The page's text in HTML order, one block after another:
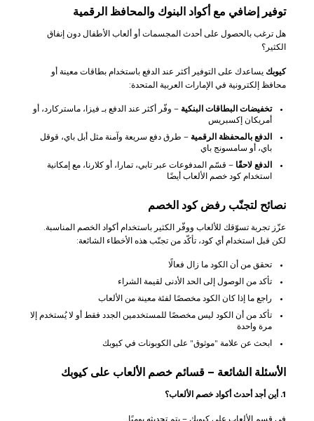
توفير إضافي مع أكواد البنوك والمحافظ الرقمية
هل ترغب بالحصول على أحدث المجسمات أو ألعاب الأطفال دون إنفاق
الكثير؟
كيوبك يساعدك على التوفير أكثر عند الدفع باستخدام بطاقات معينة أو
محافظ إلكترونية في الإمارات العربية المتحدة:
تخفيضات البطاقات البنكية – وفّر أكثر عند الدفع بـ فيزا، ماستركارد، أو
أمريكان إكسبريس
الدفع بالمحفظة الرقمية – طرق دفع سريعة وآمنة مثل أبل باي، قوقل
باي، أو سامسونج باي
الدفع لاحقًا – قسّم المدفوعات عبر تابي، تمارا، أو كلارنا، مع إمكانية
استخدام كود خصم الألعاب أيضًا
نصائح لتجنّب رفض كود الخصم
عزّز تجربة تسوّقك للألعاب ووفّر الكثير باستخدام أكواد الخصم المناسبة.
لكن قبل استخدام أي كود، تأكّد من تجنّب هذه الأخطاء الشائعة:
تحقق من أن الكود ما زال فعالًا
تأكد من الوصول إلى الحد الأدنى لقيمة الشراء
راجع ما إذا كان الكود مخصصًا لفئة معينة من الألعاب
تأكد من أن الكود ليس مخصصًا للمستخدمين الجدد فقط أو لا يُستخدم إلا
مرة واحدة
ابحث عن علامة "موثوق" على الكوبونات في كيوبك
الأسئلة الشائعة – قسائم خصم الألعاب على كيوبك
1. أين أجد أحدث أكواد خصم الألعاب؟
في قسم الألعاب على كيوبك – يتم تحديثه يوميًا.